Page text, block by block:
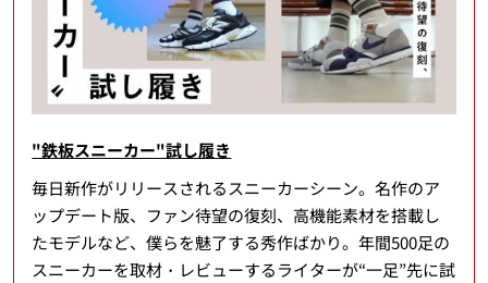
"鉄板スニーカー"試し履き
毎日新作がリリースされるスニーカーシーン。名作のア
ップデート版、ファン待望の復刻、高機能素材を搭載し
たモデルなど、僕らを魅了する秀作ばかり。年間500足の
スニーカーを取材・レビューするライターが“一足”先に試